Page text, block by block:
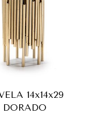
14x14x29
DORADO